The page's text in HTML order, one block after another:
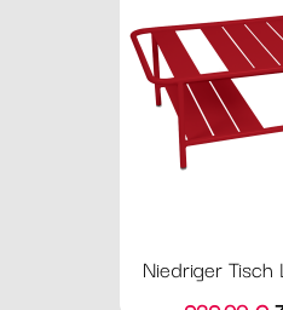
Niedriger Tisch